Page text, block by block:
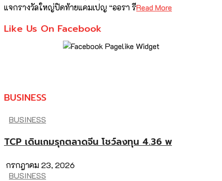
แจกรางวัลใหญ่ปิดท้ายแคมเปญ “ออรา รีRead More
Like Us On Facebook
BUSINESS
BUSINESS
TCP เดินเกมรุกตลาดจีน โชว์ลงทุน 4.36 พ
กรกฎาคม 23, 2026
BUSINESS